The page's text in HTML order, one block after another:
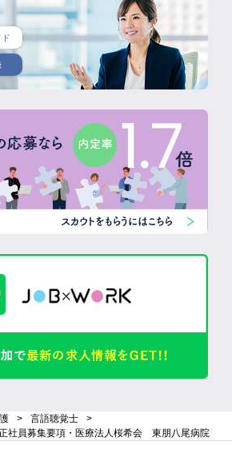
言語聴覚士
社員募集要項・医療法人桜希会 東朋八尾病院